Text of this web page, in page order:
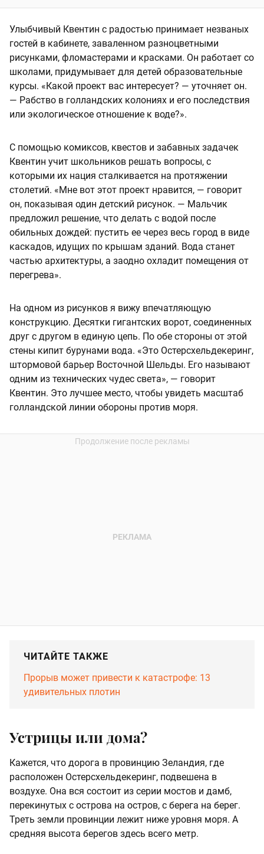
Улыбчивый Квентин с радостью принимает незваных
гостей в кабинете, заваленном разноцветными
рисунками, фломастерами и красками. Он работает со
школами, придумывает для детей образовательные
курсы. «Какой проект вас интересует? — уточняет он.
— Рабство в голландских колониях и его последствия
или экологическое отношение к воде?».
С помощью комиксов, квестов и забавных задачек
Квентин учит школьников решать вопросы, с
которыми их нация сталкивается на протяжении
столетий. «Мне вот этот проект нравится, — говорит
он, показывая один детский рисунок. — Мальчик
предложил решение, что делать с водой после
обильных дождей: пустить ее через весь город в виде
каскадов, идущих по крышам зданий. Вода станет
частью архитектуры, а заодно охладит помещения от
перегрева».
На одном из рисунков я вижу впечатляющую
конструкцию. Десятки гигантских ворот, соединенных
друг с другом в единую цепь. По обе стороны от этой
стены кипит бурунами вода. «Это Остерсхельдекеринг,
штормовой барьер Восточной Шельды. Его называют
одним из технических чудес света», — говорит
Квентин. Это лучшее место, чтобы увидеть масштаб
голландской линии обороны против моря.
ЧИТАЙТЕ ТАКЖЕ
Прорыв может привести к катастрофе: 13
удивительных плотин
Устрицы или дома?
Кажется, что дорога в провинцию Зеландия, где
расположен Остерсхельдекеринг, подвешена в
воздухе. Она вся состоит из серии мостов и дамб,
перекинутых с острова на остров, с берега на берег.
Треть земли провинции лежит ниже уровня моря. А
средняя высота берегов здесь всего метр.